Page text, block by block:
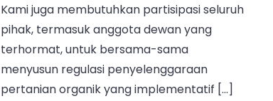
Kami juga membutuhkan partisipasi seluruh
pihak, termasuk anggota dewan yang
terhormat, untuk bersama-sama
menyusun regulasi penyelenggaraan
pertanian organik yang implementatif […]